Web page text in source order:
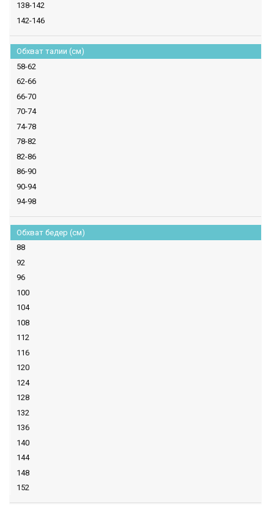
138-142
142-146
Обхват талии (см)
58-62
62-66
66-70
70-74
74-78
78-82
82-86
86-90
90-94
94-98
Обхват бедер (см)
88
92
96
100
104
108
112
116
120
124
128
132
136
140
144
148
152